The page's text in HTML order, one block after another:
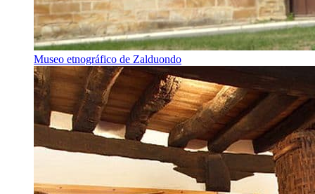
Museo etnográfico de Zalduondo